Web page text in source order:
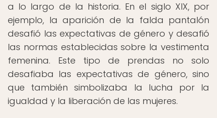
a lo largo de la historia. En el siglo XIX, por
ejemplo, la aparición de la falda pantalón
desafió las expectativas de género y desafió
las normas establecidas sobre la vestimenta
femenina. Este tipo de prendas no solo
desafiaba las expectativas de género, sino
que también simbolizaba la lucha por la
igualdad y la liberación de las mujeres.